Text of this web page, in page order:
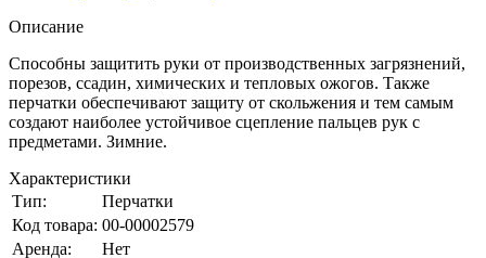
Описание
Способны защитить руки от производственных загрязнений,
порезов, ссадин, химических и тепловых ожогов. Также
перчатки обеспечивают защиту от скольжения и тем самым
создают наиболее устойчивое сцепление пальцев рук с
предметами. Зимние.
Характеристики
Тип:
Перчатки
Код товара: 00-00002579
Аренда:
Нет